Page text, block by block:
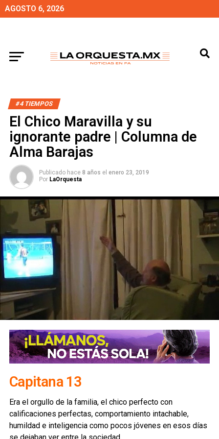
AGOSTO 6, 2026
#4 TIEMPOS
El Chico Maravilla y su
ignorante padre | Columna de
Alma Barajas
Publicado hace 8 años el enero 23, 2019
Por LaOrquesta
Capitana 13
Era el orgullo de la familia, el chico perfecto con
calificaciones perfectas, comportamiento intachable,
humildad e inteligencia como pocos jóvenes en esos días